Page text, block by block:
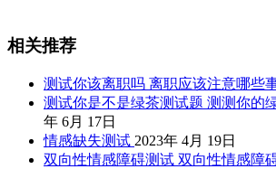
相关推荐
测试你该离职吗 离职应该注意哪些
测试你是不是绿茶测试题 测测你的
年 6月 17日
情感缺失测试 2023年 4月 19日
双向性情感障碍测试 双向性情感障